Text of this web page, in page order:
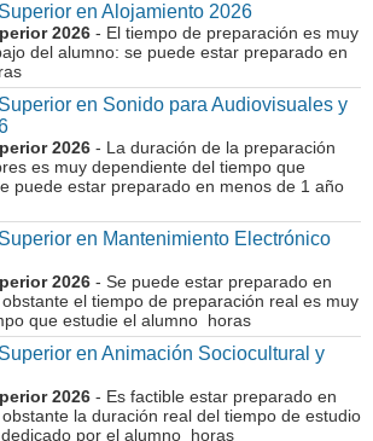
en Alojamiento 2026
2026 - El tiempo de preparación es muy
del alumno: se puede estar preparado en
en Sonido para Audiovisuales y
2026 - La duración de la preparación
es muy dependiente del tiempo que
puede estar preparado en menos de 1 año
en Mantenimiento Electrónico
2026 - Se puede estar preparado en
el tiempo de preparación real es muy
que estudie el alumno horas
en Animación Sociocultural y
2026 - Es factible estar preparado en
la duración real del tiempo de estudio
por el alumno horas